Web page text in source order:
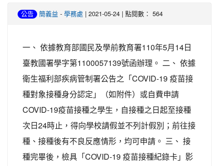
公告 簡義益 - 學務處 | 2021-05-24 | 點閱數： 564
一、 依據教育部國民及學前教育署110年5月14日
臺教國署學字第1100057139號函辦理。 二、 依據
衛生福利部疾病管制署公告之「COVID-19 疫苗接
種對象接種身分認定」（如附件）或自費申請
COVID-19疫苗接種之學生，自接種之日起至接種
次日24時止，得向學校請假並不列計假別；前往接
種、接種後有不良反應情形，均可申請。 三、 接
種完畢後，檢具「COVID-19 疫苗接種紀錄卡」影